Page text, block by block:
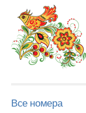
Все номера